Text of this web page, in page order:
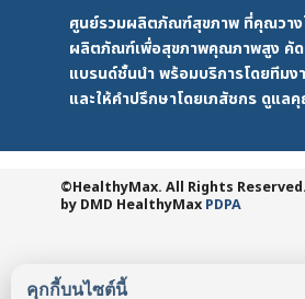
คุกกี้บนไซต์นี้
ศูนย์รวมผลิตภัณฑ์สุขภาพ ที่คุณวาง
ผลิตภัณฑ์เพื่อสุขภาพคุณภาพสูง คั
แบรนด์ชั้นนำ พร้อมบริการโดยทีม
และให้คำปรึกษาโดยเภสัชกร ดูแล
©HealthyMax. All Rights
by DMD HealthyMax PDPA